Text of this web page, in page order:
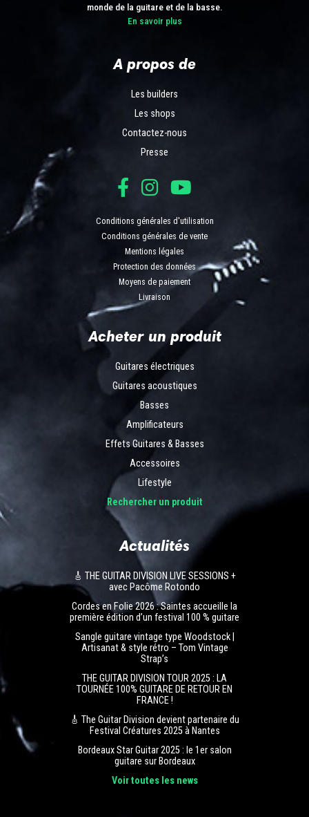
monde de la guitare et de la basse.
En savoir plus
A propos de
Les builders
Les shops
Contactez-nous
Presse
Conditions générales d'utilisation
Conditions générales de vente
Mentions légales
Protection des données
Moyens de paiement
Livraison
Acheter un produit
Guitares électriques
Guitares acoustiques
Basses
Amplificateurs
Effets Guitares & Basses
Accessoires
Lifestyle
Rechercher un produit
Actualités
🎸 THE GUITAR DIVISION LIVE SESSIONS +
avec Pacôme Rotondo
Cordes en Folie 2026 : Saintes accueille la
première édition d’un festival 100 % guitare
Sangle guitare vintage type Woodstock |
Artisanat & style rétro – Tom Vintage
Strap’s
THE GUITAR DIVISION TOUR 2025 : LA
TOURNÉE 100% GUITARE DE RETOUR EN
FRANCE !
🎸 The Guitar Division devient partenaire du
Festival Créatures 2025 à Nantes
Bordeaux Star Guitar 2025 : le 1er salon
guitare sur Bordeaux
Voir toutes les news